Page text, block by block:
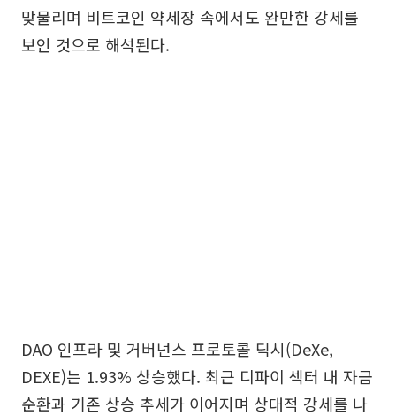
맞물리며 비트코인 약세장 속에서도 완만한 강세를
보인 것으로 해석된다.
DAO 인프라 및 거버넌스 프로토콜 딕시(DeXe,
DEXE)는 1.93% 상승했다. 최근 디파이 섹터 내 자금
순환과 기존 상승 추세가 이어지며 상대적 강세를 나